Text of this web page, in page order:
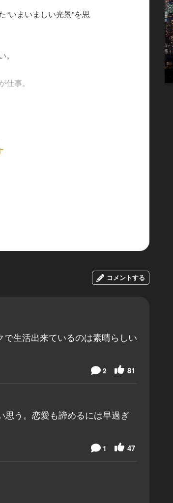
いまいましい光景”を思
事。
コメントする
生活出来ているのは素晴らしい
81
2
う。恋愛も諦めるには早過ぎ
47
1